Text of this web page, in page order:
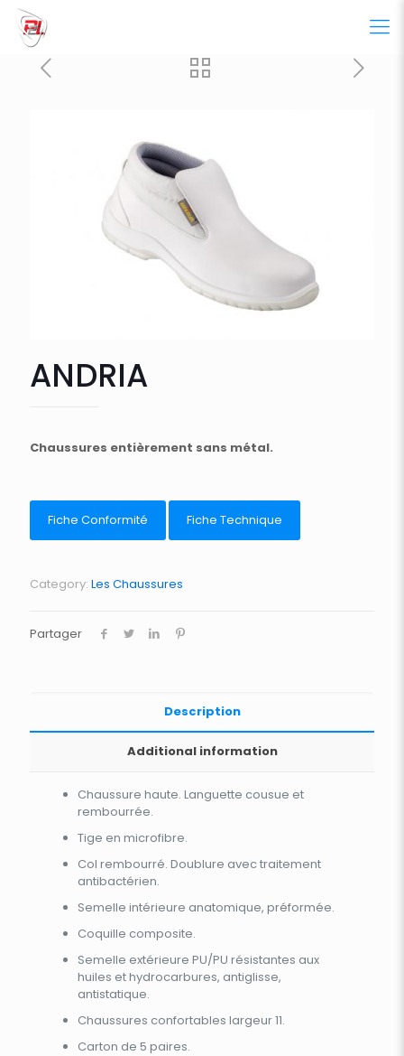
ANDRIA
Chaussures entièrement sans métal.
Fiche Conformité Fiche Technique
Category: Les Chaussures
Partager
Description
Additional information
Chaussure haute. Languette cousue et
rembourrée.
Tige en microfibre.
Col rembourré. Doublure avec traitement
antibactérien.
Semelle intérieure anatomique, préformée.
Coquille composite.
Semelle extérieure PU/PU résistantes aux
huiles et hydrocarbures, antiglisse,
antistatique.
Chaussures confortables largeur 11.
Carton de 5 paires.